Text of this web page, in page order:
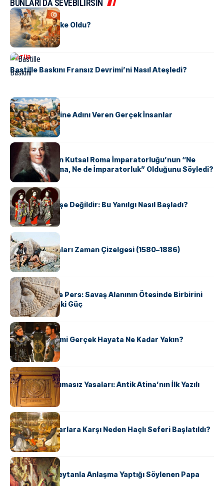
BUNLARI DA SEVEBİLİRSİN
KÜLTÜR
Tunus Nasıl Ülke Oldu?
KÜLTÜR
Bastille Baskını Fransız Devrimi’ni Nasıl Ateşledi?
KÜLTÜR
ABD Eyaletlerine Adını Veren Gerçek İnsanlar
KÜLTÜR
Voltaire Neden Kutsal Roma İmparatorluğu’nun “Ne
Kutsal, Ne Roma, Ne de İmparatorluk” Olduğunu Söyledi?
KÜLTÜR
Geyşalar Fahişe Değildir: Bu Yanılgı Nasıl Başladı?
KÜLTÜR
Apache Savaşları Zaman Çizelgesi (1580–1886)
KÜLTÜR
Antik Yunan ve Pers: Savaş Alanının Ötesinde Birbirini
Şekillendiren İki Güç
KÜLTÜR
‘Gladiator’ Filmi Gerçek Hayata Ne Kadar Yakın?
KÜLTÜR
Draco’nun Acımasız Yasaları: Antik Atina’nın İlk Yazılı
Hukuk Kodu
KÜLTÜR
Avrupalı ​​Katharlara Karşı Neden Haçlı Seferi Başlatıldı?
KÜLTÜR
II. Silvester: Şeytanla Anlaşma Yaptığı Söylenen Papa